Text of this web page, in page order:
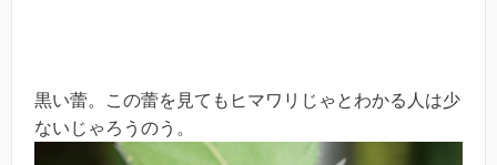
黒い蕾。この蕾を見てもヒマワリじゃとわかる人は少
ないじゃろうのう。